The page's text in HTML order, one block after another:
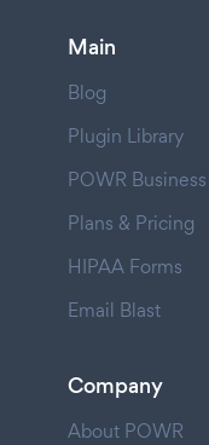
Main
Blog
Plugin Library
POWR Business
Plans & Pricing
HIPAA Forms
Email Blast
Company
About POWR